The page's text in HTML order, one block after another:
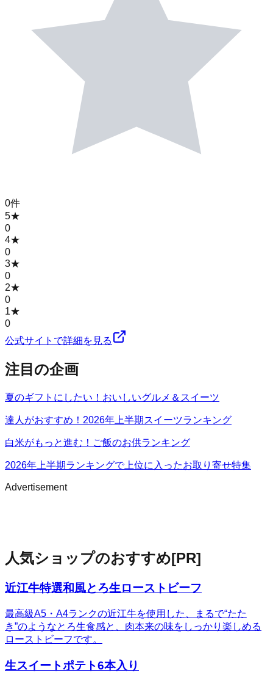
0件
5★
0
4★
0
3★
0
2★
0
1★
0
公式サイトで詳細を見る
注目の企画
夏のギフトにしたい！おいしいグルメ＆スイーツ
達人がおすすめ！2026年上半期スイーツランキング
白米がもっと進む！ご飯のお供ランキング
2026年上半期ランキングで上位に入ったお取り寄せ特集
Advertisement
人気ショップのおすすめ[PR]
近江牛特選和風とろ生ローストビーフ
最高級A5・A4ランクの近江牛を使用した、まるで“たた
き”のようなとろ生食感と、肉本来の味をしっかり楽しめる
ローストビーフです。
生スイートポテト6本入り